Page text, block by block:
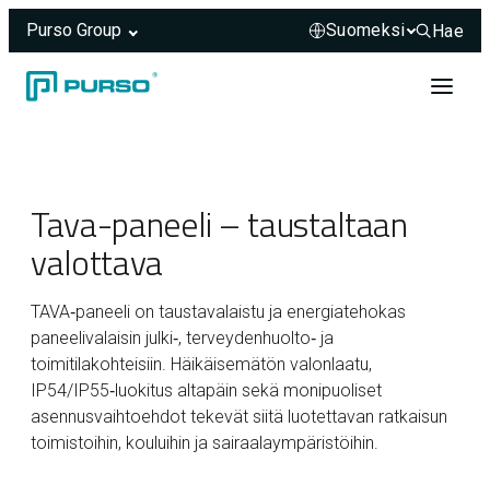
Purso Group
Hae
Hae
Tava-paneeli – taustaltaan
valottava
TAVA‑paneeli on taustavalaistu ja energiatehokas
paneelivalaisin julki‑, terveydenhuolto‑ ja
toimitilakohteisiin. Häikäisemätön valonlaatu,
IP54/IP55‑luokitus altapäin sekä monipuoliset
asennusvaihtoehdot tekevät siitä luotettavan ratkaisun
toimistoihin, kouluihin ja sairaalaympäristöihin.